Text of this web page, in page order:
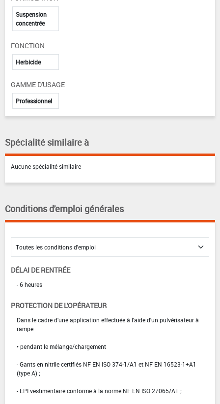
Suspension
concentrée
FONCTION
Herbicide
GAMME D'USAGE
Professionnel
Spécialité similaire à
Aucune spécialité similaire
Conditions d'emploi générales
DÉLAI DE RENTRÉE
- 6 heures
PROTECTION DE L'OPÉRATEUR
Dans le cadre d'une application effectuée à l'aide d'un pulvérisateur à
rampe
• pendant le mélange/chargement
- Gants en nitrile certifiés NF EN ISO 374-1/A1 et NF EN 16523-1+A1
(type A) ;
- EPI vestimentaire conforme à la norme NF EN ISO 27065/A1 ;